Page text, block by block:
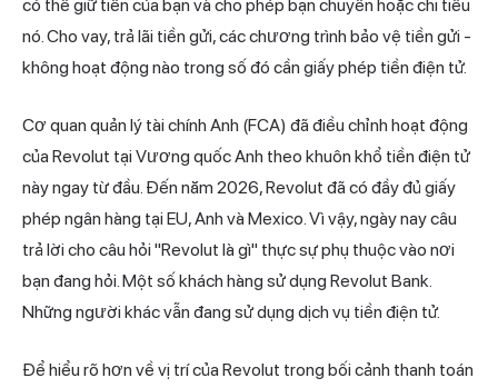
có thể giữ tiền của bạn và cho phép bạn chuyển hoặc chi tiêu
nó. Cho vay, trả lãi tiền gửi, các chương trình bảo vệ tiền gửi -
không hoạt động nào trong số đó cần giấy phép tiền điện tử.
Cơ quan quản lý tài chính Anh (FCA) đã điều chỉnh hoạt động
của Revolut tại Vương quốc Anh theo khuôn khổ tiền điện tử
này ngay từ đầu. Đến năm 2026, Revolut đã có đầy đủ giấy
phép ngân hàng tại EU, Anh và Mexico. Vì vậy, ngày nay câu
trả lời cho câu hỏi "Revolut là gì" thực sự phụ thuộc vào nơi
bạn đang hỏi. Một số khách hàng sử dụng Revolut Bank.
Những người khác vẫn đang sử dụng dịch vụ tiền điện tử.
Để hiểu rõ hơn về vị trí của Revolut trong bối cảnh thanh toán